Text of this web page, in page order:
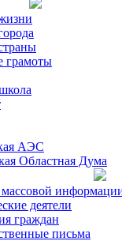
грамоты
АЭС
Областная Дума
массовой
деятели
граждан
письма